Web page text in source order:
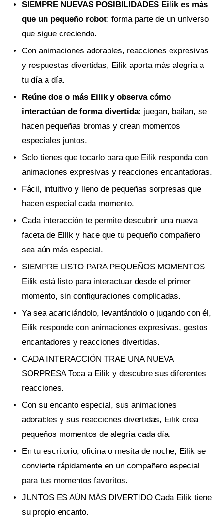
SIEMPRE NUEVAS POSIBILIDADES Eilik es más
que un pequeño robot: forma parte de un universo
que sigue creciendo.
Con animaciones adorables, reacciones expresivas
y respuestas divertidas, Eilik aporta más alegría a
tu día a día.
Reúne dos o más Eilik y observa cómo
interactúan de forma divertida: juegan, bailan, se
hacen pequeñas bromas y crean momentos
especiales juntos.
Solo tienes que tocarlo para que Eilik responda con
animaciones expresivas y reacciones encantadoras.
Fácil, intuitivo y lleno de pequeñas sorpresas que
hacen especial cada momento.
Cada interacción te permite descubrir una nueva
faceta de Eilik y hace que tu pequeño compañero
sea aún más especial.
SIEMPRE LISTO PARA PEQUEÑOS MOMENTOS
Eilik está listo para interactuar desde el primer
momento, sin configuraciones complicadas.
Ya sea acariciándolo, levantándolo o jugando con él,
Eilik responde con animaciones expresivas, gestos
encantadores y reacciones divertidas.
CADA INTERACCIÓN TRAE UNA NUEVA
SORPRESA Toca a Eilik y descubre sus diferentes
reacciones.
Con su encanto especial, sus animaciones
adorables y sus reacciones divertidas, Eilik crea
pequeños momentos de alegría cada día.
En tu escritorio, oficina o mesita de noche, Eilik se
convierte rápidamente en un compañero especial
para tus momentos favoritos.
JUNTOS ES AÚN MÁS DIVERTIDO Cada Eilik tiene
su propio encanto.